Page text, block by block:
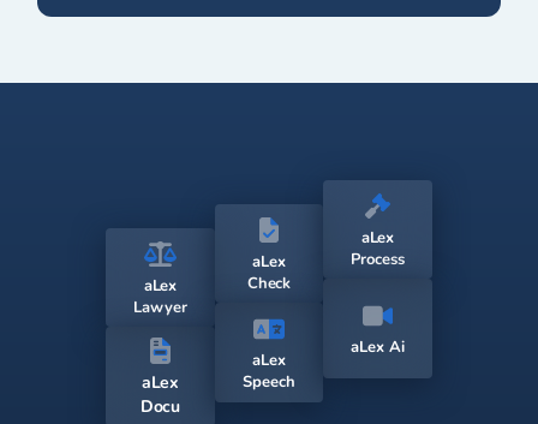
aLex
Lawyer
aLex
Check
aLex
Process
aLex
Docu
aLex
Speech
aLex Ai